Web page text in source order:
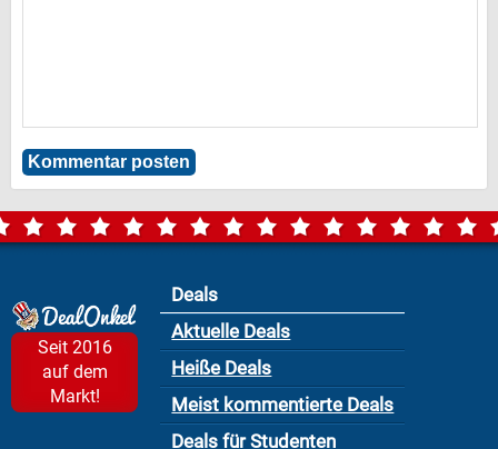
Seit 2016
auf dem
Markt!
Deals
Aktuelle Deals
Heiße Deals
Meist kommentierte Deals
Deals für Studenten